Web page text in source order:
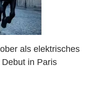
als elektrisches
in Paris